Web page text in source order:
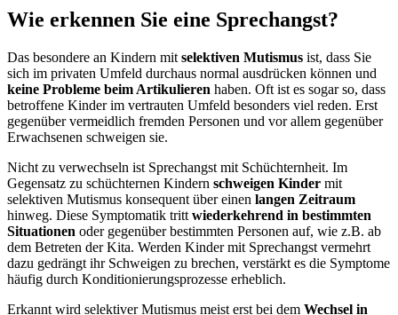
Wie erkennen Sie eine Sprechangst?
Das besondere an Kindern mit selektiven Mutismus ist, dass Sie
sich im privaten Umfeld durchaus normal ausdrücken können und
keine Probleme beim Artikulieren haben. Oft ist es sogar so, dass
betroffene Kinder im vertrauten Umfeld besonders viel reden. Erst
gegenüber vermeidlich fremden Personen und vor allem gegenüber
Erwachsenen schweigen sie.
Nicht zu verwechseln ist Sprechangst mit Schüchternheit. Im
Gegensatz zu schüchternen Kindern schweigen Kinder mit
selektiven Mutismus konsequent über einen langen Zeitraum
hinweg. Diese Symptomatik tritt wiederkehrend in bestimmten
Situationen oder gegenüber bestimmten Personen auf, wie z.B. ab
dem Betreten der Kita. Werden Kinder mit Sprechangst vermehrt
dazu gedrängt ihr Schweigen zu brechen, verstärkt es die Symptome
häufig durch Konditionierungsprozesse erheblich.
Erkannt wird selektiver Mutismus meist erst bei dem Wechsel in